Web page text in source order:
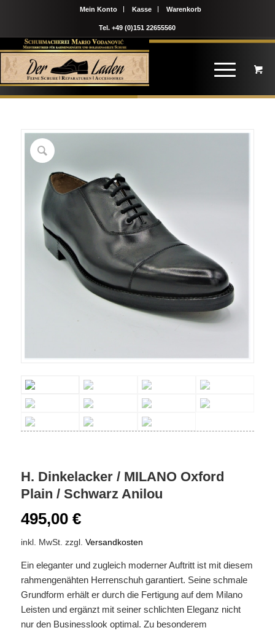
Mein Konto Kasse Warenkorb
Tel. +49 (0)151 22655560
H. Dinkelacker / MILANO Oxford
Plain / Schwarz Anilou
495,00 €
inkl. MwSt. zzgl. Versandkosten
Ein eleganter und zugleich moderner Auftritt ist mit diesem
rahmengenähten Herrenschuh garantiert. Seine schmale
Grundform erhält er durch die Fertigung auf dem Milano
Leisten und ergänzt mit seiner schlichten Eleganz nicht
nur den Businesslook optimal. Zu besonderem